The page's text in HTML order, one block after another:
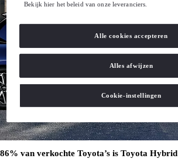
86% van verkochte Toyota’s is Toyota Hybrid
Bekijk hier het beleid van onze leveranciers.
Cookie-instellingen
Alles afwijzen
Alle cookies accepteren